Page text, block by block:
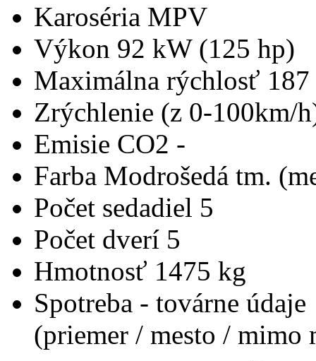
Karoséria MPV
Výkon 92 kW (125 hp)
Maximálna rýchlosť
Zrýchlenie (z 0-100km/
Emisie CO2 -
Farba Modrošedá tm.
Počet sedadiel 5
Počet dverí 5
Hmotnosť 1475 kg
Spotreba - továrne údaje
(priemer / mesto / mimo